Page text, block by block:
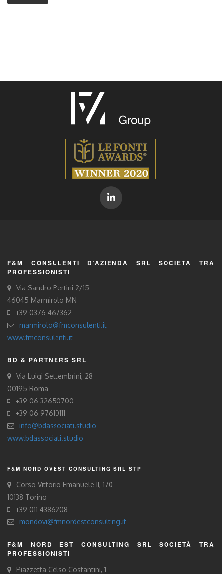
F&M CONSULENTI D’AZIENDA SRL SOCIETÀ TRA
PROFESSIONISTI
Via Sandro Pertini 2/15
46045 Marmirolo MN
+39 0376 467362
marmirolo@fmconsulenti.it
www.fmconsulenti.it
BD & PARTNERS SRL
Via Luigi Settembrini, 28
00195 Roma
+39 06 32650700
+39 06 97610111
info@bdassociati.studio
www.bdassociati.studio
F&M NORD OVEST CONSULTING SRL STP
Corso Vittorio Emanuele II, 170
10138 Torino
+39 011 4386208
mondovi@fmnordestconsulting.it
F&M NORD EST CONSULTING SRL SOCIETÀ TRA
PROFESSIONISTI
Piazzetta Celso Costantini, 1